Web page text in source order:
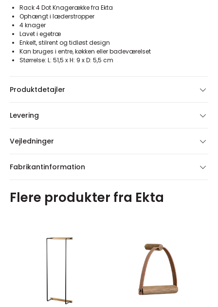
Rack 4 Dot Knagerække fra Ekta
Ophængt i læderstropper
4 knager
Lavet i egetræ
Enkelt, stilrent og tidløst design
Kan bruges i entre, køkken eller badeværelset
Størrelse: L: 51,5 x H: 9 x D: 5,5 cm
Produktdetajler
Levering
Vejledninger
Fabrikantinformation
Flere produkter fra Ekta